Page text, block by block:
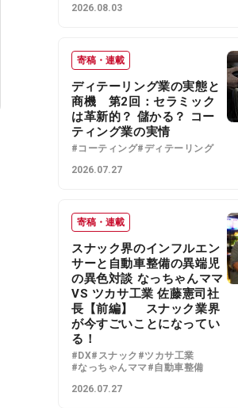
2026.08.03
寄稿・連載
ディテーリング業の実態と
商機 第2回：セラミック
は革新的？ 儲かる？ コー
ティング業の実情
#コーティング#ディテーリング
2026.07.27
寄稿・連載
スナック界のインフルエン
サーと自動車整備の異端児
の異色対談 なっちゃんママ
VS ツカサ工業 佐藤憲司社
長【前編】 スナック業界
が今すごいことになってい
る！
#DX#スナック #ツカサ工業
#なっちゃんママ#自動車整備
2026.07.27